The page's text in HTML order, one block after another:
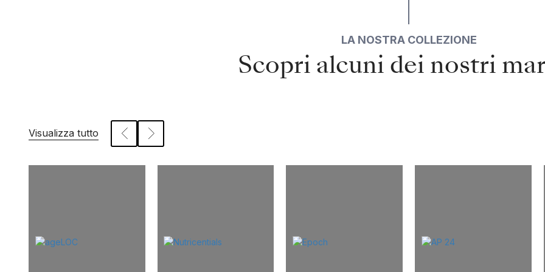
LA NOSTRA COLLEZIONE
Scopri alcuni dei nostri
Visualizza tutto